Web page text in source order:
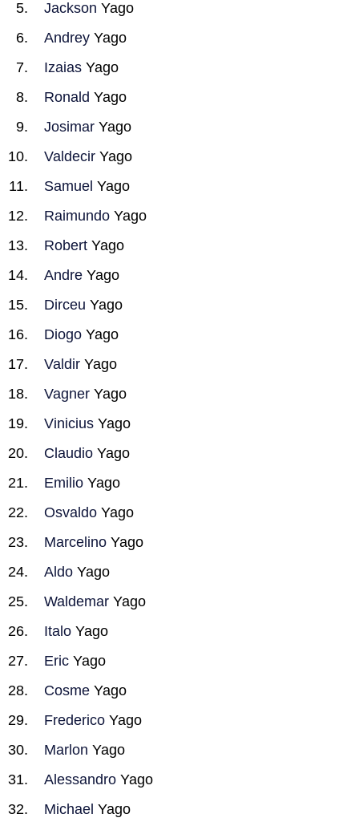
Jackson Yago
Andrey Yago
Izaias Yago
Ronald Yago
Josimar Yago
Valdecir Yago
Samuel Yago
Raimundo Yago
Robert Yago
Andre Yago
Dirceu Yago
Diogo Yago
Valdir Yago
Vagner Yago
Vinicius Yago
Claudio Yago
Emilio Yago
Osvaldo Yago
Marcelino Yago
Aldo Yago
Waldemar Yago
Italo Yago
Eric Yago
Cosme Yago
Frederico Yago
Marlon Yago
Alessandro Yago
Michael Yago